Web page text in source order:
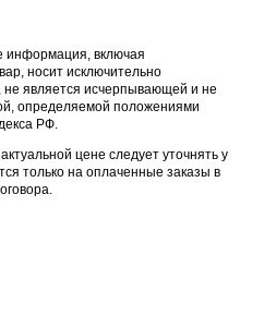
информация, включая
носит исключительно
не является исчерпывающей и не
определяемой положениями
РФ.
цене следует уточнять у
только на оплаченные заказы в